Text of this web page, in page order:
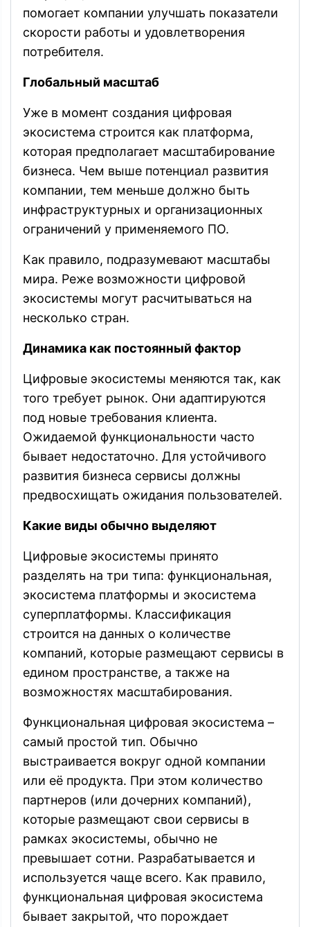
помогает компании улучшать показатели
скорости работы и удовлетворения
потребителя.
Глобальный масштаб
Уже в момент создания цифровая
экосистема строится как платформа,
которая предполагает масштабирование
бизнеса. Чем выше потенциал развития
компании, тем меньше должно быть
инфраструктурных и организационных
ограничений у применяемого ПО.
Как правило, подразумевают масштабы
мира. Реже возможности цифровой
экосистемы могут расчитываться на
несколько стран.
Динамика как постоянный фактор
Цифровые экосистемы меняются так, как
того требует рынок. Они адаптируются
под новые требования клиента.
Ожидаемой функциональности часто
бывает недостаточно. Для устойчивого
развития бизнеса сервисы должны
предвосхищать ожидания пользователей.
Какие виды обычно выделяют
Цифровые экосистемы принято
разделять на три типа: функциональная,
экосистема платформы и экосистема
суперплатформы. Классификация
строится на данных о количестве
компаний, которые размещают сервисы в
едином пространстве, а также на
возможностях масштабирования.
Функциональная цифровая экосистема –
самый простой тип. Обычно
выстраивается вокруг одной компании
или её продукта. При этом количество
партнеров (или дочерних компаний),
которые размещают свои сервисы в
рамках экосистемы, обычно не
превышает сотни. Разрабатывается и
используется чаще всего. Как правило,
функциональная цифровая экосистема
бывает закрытой, что порождает